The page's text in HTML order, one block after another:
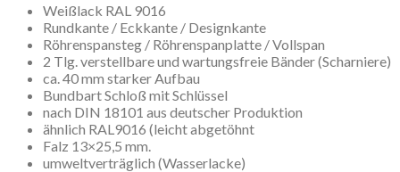
Weißlack RAL 9016
Rundkante / Eckkante / Designkante
Röhrenspansteg / Röhrenspanplatte / Vollspan
2 Tlg. verstellbare und wartungsfreie Bänder (Scharniere)
ca. 40 mm starker Aufbau
Bundbart Schloß mit Schlüssel
nach DIN 18101 aus deutscher Produktion
ähnlich RAL9016 (leicht abgetöhnt
Falz 13×25,5 mm.
umweltverträglich (Wasserlacke)